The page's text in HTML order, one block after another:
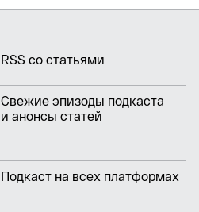
RSS со статьями
Свежие эпизоды подкаста
и анонсы статей
Подкаст на всех платформах